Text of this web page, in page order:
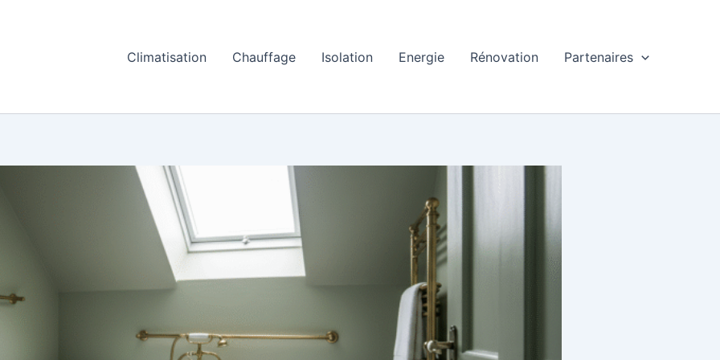
Climatisation Chauffage Isolation Energie Rénovation Partenaires